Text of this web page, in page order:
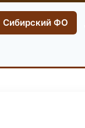
Сибирский ФО